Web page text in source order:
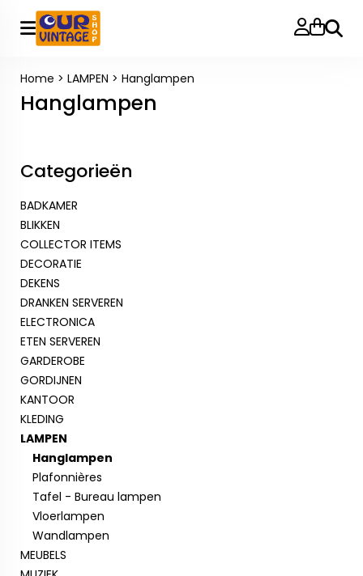
Home > LAMPEN > Hanglampen
Hanglampen
Categorieën
BADKAMER
BLIKKEN
COLLECTOR ITEMS
DECORATIE
DEKENS
DRANKEN SERVEREN
ELECTRONICA
ETEN SERVEREN
GARDEROBE
GORDIJNEN
KANTOOR
KLEDING
LAMPEN
Hanglampen
Plafonnières
Tafel - Bureau lampen
Vloerlampen
Wandlampen
MEUBELS